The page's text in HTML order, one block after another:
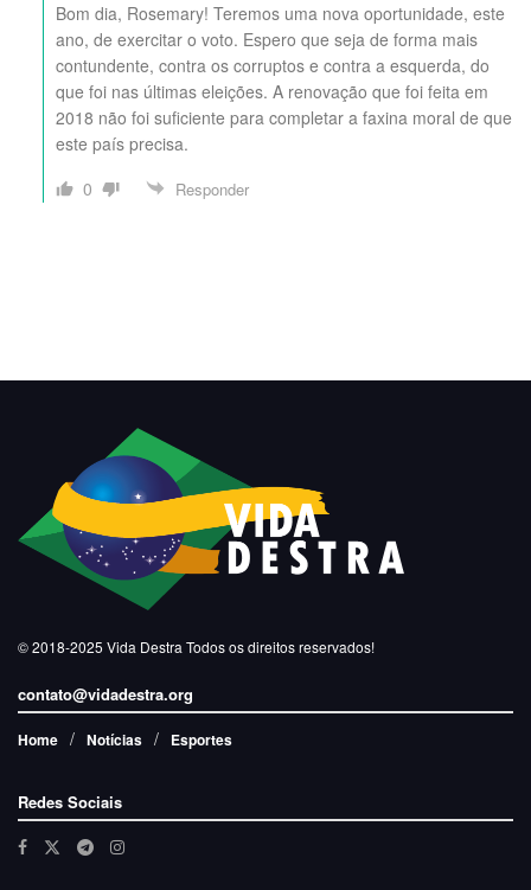
Bom dia, Rosemary! Teremos uma nova oportunidade, este
ano, de exercitar o voto. Espero que seja de forma mais
contundente, contra os corruptos e contra a esquerda, do
que foi nas últimas eleições. A renovação que foi feita em
2018 não foi suficiente para completar a faxina moral de que
este país precisa.
0
Responder
© 2018-2025 Vida Destra Todos os direitos reservados!
contato@vidadestra.org
Home Notícias Esportes
Redes Sociais